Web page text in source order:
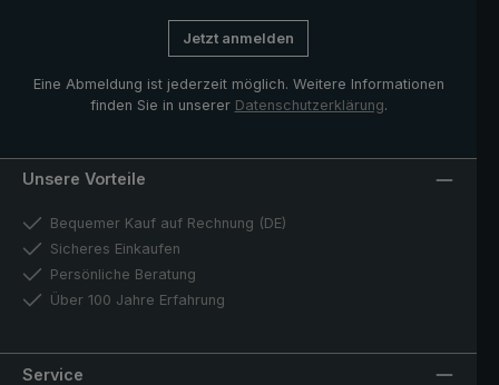
Jetzt anmelden
Eine Abmeldung ist jederzeit möglich. Weitere Informationen
finden Sie in unserer Datenschutzerklärung.
Unsere Vorteile
Bequemer Kauf auf Rechnung (DE)
Sicheres Einkaufen
Persönliche Beratung
Über 100 Jahre Erfahrung
Service